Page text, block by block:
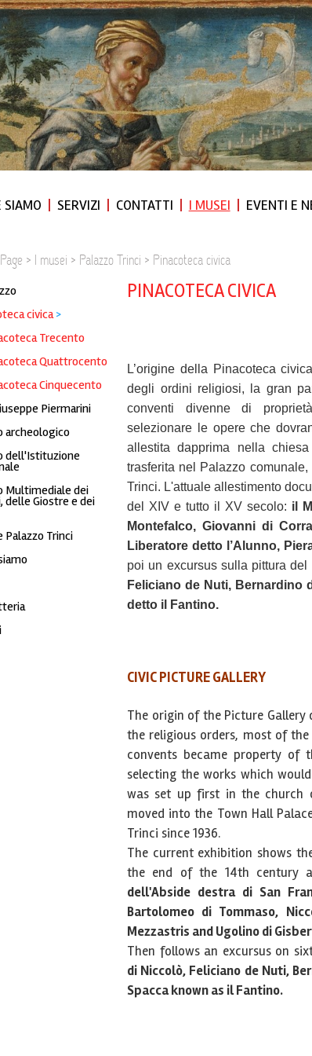
SIAMO SERVIZI CONTATTI I MUSEI EVENTI E
> I musei > Palazzo Trinci > Pinacoteca civica
civica>
Trecento
Quattrocento
Cinquecento
Piermarini
archeologico
dell'Istituzione
Multimediale dei
delle Giostre e dei
Palazzo Trinci
PINACOTECA CIVICA
L’origine della Pinacoteca
degli ordini religiosi, la gran
conventi divenne di
selezionare le opere che
allestita dapprima nella
trasferita nel Palazzo
Trinci. L'attuale allestimento
del XIV e tutto il XV secolo: il
Montefalco, Giovanni di
Liberatore detto l’Alunno,
poi un excursus sulla pittura
Feliciano de Nuti, Bernardino
detto il Fantino.
CIVIC PICTURE GALLERY
The origin of the Picture Gallery
the religious orders, most of
convents became property of
selecting the works which
was set up first in the church
moved into the Town Hall
Trinci since 1936.
The current exhibition shows
the end of the 14th century
dell'Abside destra di San
Bartolomeo di Tommaso,
Mezzastris and Ugolino di
Then follows an excursus on
di Niccolò, Feliciano de Nuti,
Spacca known as il Fantino.